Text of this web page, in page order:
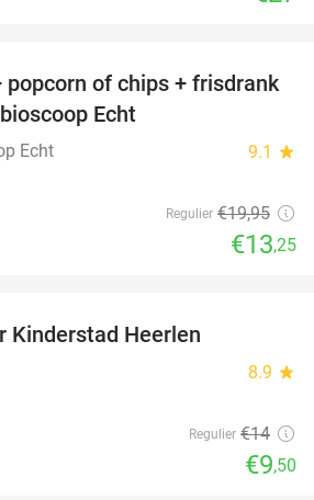
34%
of chips + frisdrank
Echt
Echt 9.1 star
Regulier €19,95
€13,25
Kinderstad Heerlen
8.9 star
Regulier €14
€9,50